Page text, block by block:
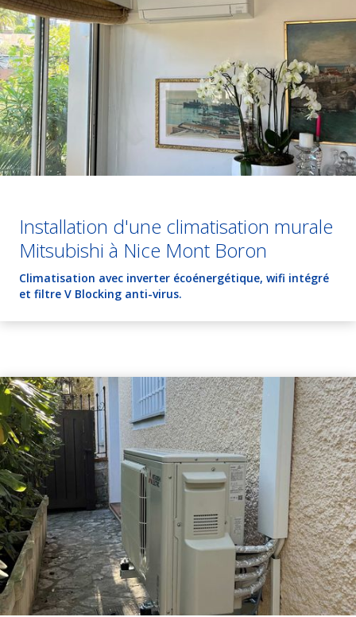
Installation d'une climatisation murale
Mitsubishi à Nice Mont Boron
Climatisation avec inverter écoénergétique, wifi intégré
et filtre V Blocking anti-virus.